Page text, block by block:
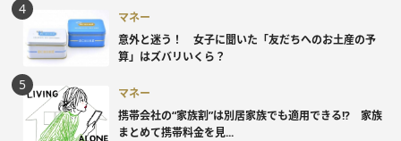
マネー
意外と迷う！ 女子に聞いた「友だちへのお土産の予
算」はズバリいくら？
マネー
携帯会社の“家族割”は別居家族でも適用できる!? 家族
まとめて携帯料金を見...